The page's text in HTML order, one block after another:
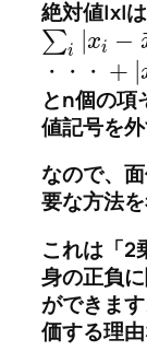
絶対値|x|
∑i xi −
・ ・ ・ + |
とn個の項
値記号を
なので、
要な方法
これは「2
身の正負
ができます
価する理由